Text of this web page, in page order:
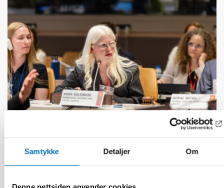
Samtykke Detaljer Om
FUNKSJONSHINDER
right”